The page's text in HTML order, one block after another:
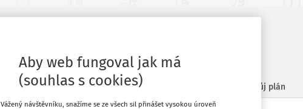
Příští týden Tento měsíc Příští měsíc Můj plán
Aby web fungoval jak má
(souhlas s cookies)
Vážený návštěvníku, snažíme se ze všech sil přinášet vysokou úroveň